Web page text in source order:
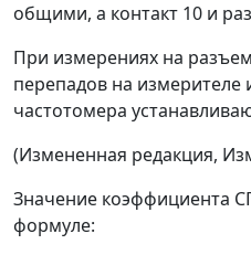
общими, а контакт 10 и
При измерениях на
перепадов на измерителе
частотомера
(Измененная редакция,
Значение коэффициента
формуле: